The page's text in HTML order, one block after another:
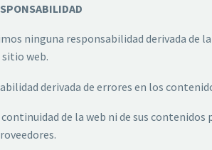
ninguna responsabilidad derivada de
web.
derivada de errores en los
de la web ni de sus